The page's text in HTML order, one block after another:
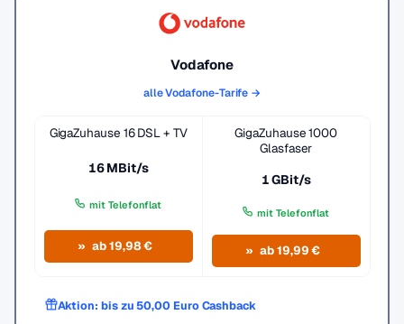
Vodafone
alle Vodafone-Tarife →
GigaZuhause 16 DSL + TV
16 MBit/s
mit Telefonflat
ab 19,98 €
GigaZuhause 1000
Glasfaser
1 GBit/s
mit Telefonflat
ab 19,99 €
Aktion: bis zu 50,00 Euro Cashback